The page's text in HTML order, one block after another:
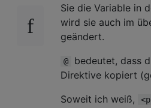
Sie die Variable in
wird sie auch im
geändert.
@
bedeutet, dass
Direktive kopiert
Soweit ich weiß,